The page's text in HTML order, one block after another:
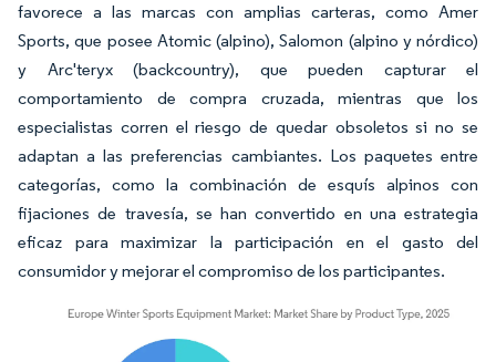
favorece a las marcas con amplias carteras, como Amer
Sports, que posee Atomic (alpino), Salomon (alpino y nórdico)
y Arc'teryx (backcountry), que pueden capturar el
comportamiento de compra cruzada, mientras que los
especialistas corren el riesgo de quedar obsoletos si no se
adaptan a las preferencias cambiantes. Los paquetes entre
categorías, como la combinación de esquís alpinos con
fijaciones de travesía, se han convertido en una estrategia
eficaz para maximizar la participación en el gasto del
consumidor y mejorar el compromiso de los participantes.